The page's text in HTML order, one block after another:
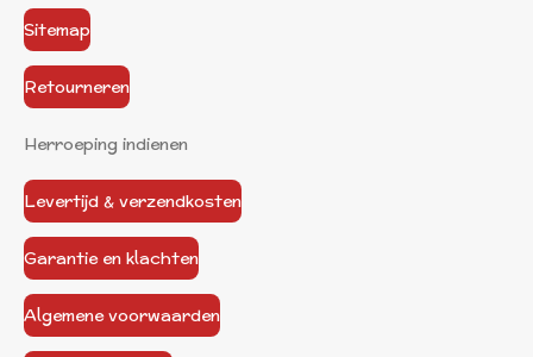
Sitemap
Retourneren
Herroeping indienen
Levertijd & verzendkosten
Garantie en klachten
Algemene voorwaarden